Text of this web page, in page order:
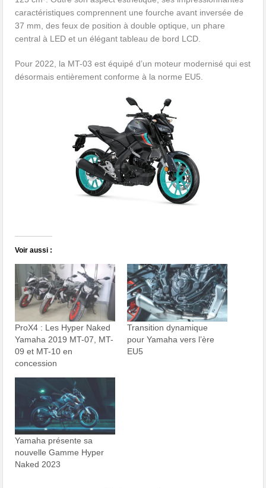
caractéristiques comprennent une fourche avant inversée de
37 mm, des feux de position à double optique, un phare
central à LED et un élégant tableau de bord LCD.
Pour 2022, la MT-03 est équipé d’un moteur modernisé qui est
désormais entièrement conforme à la norme EU5.
Voir aussi :
ProX4 : Les Hyper Naked
Yamaha 2019 MT-07, MT-
09 et MT-10 en
concession
Transition dynamique
pour Yamaha vers l’ère
EU5
Yamaha présente sa
nouvelle Gamme Hyper
Naked 2023